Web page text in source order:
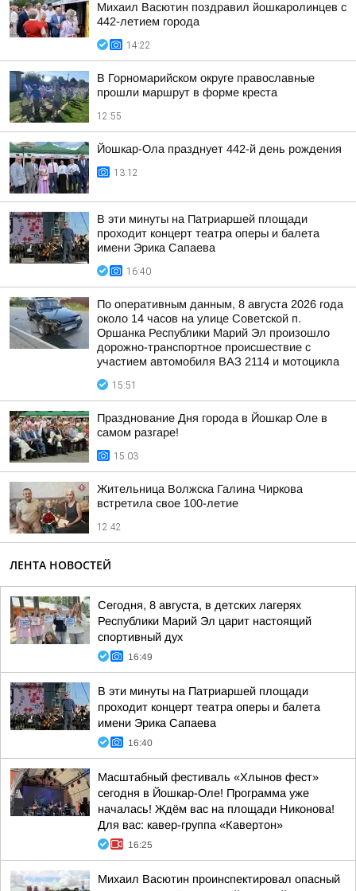
Михаил Васютин поздравил йошкаролинцев с
442-летием города
14:22
В Горномарийском округе православные
прошли маршрут в форме креста
12:55
Йошкар-Ола празднует 442-й день рождения
13:12
В эти минуты на Патриаршей площади
проходит концерт театра оперы и балета
имени Эрика Сапаева
16:40
По оперативным данным, 8 августа 2026 года
около 14 часов на улице Советской п.
Оршанка Республики Марий Эл произошло
дорожно-транспортное происшествие с
участием автомобиля ВАЗ 2114 и мотоцикла
15:51
Празднование Дня города в Йошкар Оле в
самом разгаре!
15:03
Жительница Волжска Галина Чиркова
встретила свое 100-летие
12:42
ЛЕНТА НОВОСТЕЙ
Сегодня, 8 августа, в детских лагерях
Республики Марий Эл царит настоящий
спортивный дух
16:49
В эти минуты на Патриаршей площади
проходит концерт театра оперы и балета
имени Эрика Сапаева
16:40
Масштабный фестиваль «Хлынов фест»
сегодня в Йошкар-Оле! Программа уже
началась! Ждём вас на площади Никонова!
Для вас: кавер-группа «Кавертон»
16:25
Михаил Васютин проинспектировал опасный